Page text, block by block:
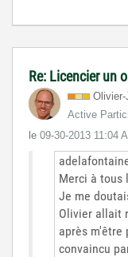
Re: Licencier un
Olivier-
Active
le ‎09-30-2013 11:04
Merci à tous
Je me
Olivier allait
après m'être
convaincu